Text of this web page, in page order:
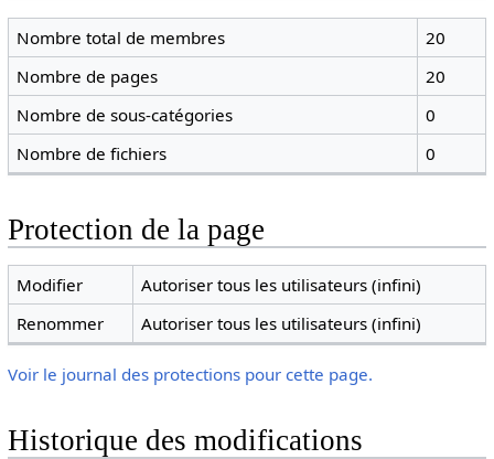
Nombre total de membres
20
Nombre de pages
20
Nombre de sous-catégories
0
Nombre de fichiers
0
Protection de la page
Modifier
Autoriser tous les utilisateurs (infini)
Renommer
Autoriser tous les utilisateurs (infini)
Voir le journal des protections pour cette page.
Historique des modifications